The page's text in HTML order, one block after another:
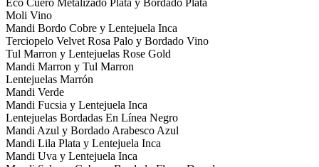
Moli Vino
Mandi Bordo Cobre y Lentejuela Inca
Terciopelo Velvet Rosa Palo y Bordado Vino
Tul Marron y Lentejuelas Rose Gold
Mandi Marron y Tul Marron
Lentejuelas Marrón
Mandi Verde
Mandi Fucsia y Lentejuela Inca
Lentejuelas Bordadas En Línea Negro
Mandi Azul y Bordado Arabesco Azul
Mandi Lila Plata y Lentejuela Inca
Mandi Uva y Lentejuela Inca